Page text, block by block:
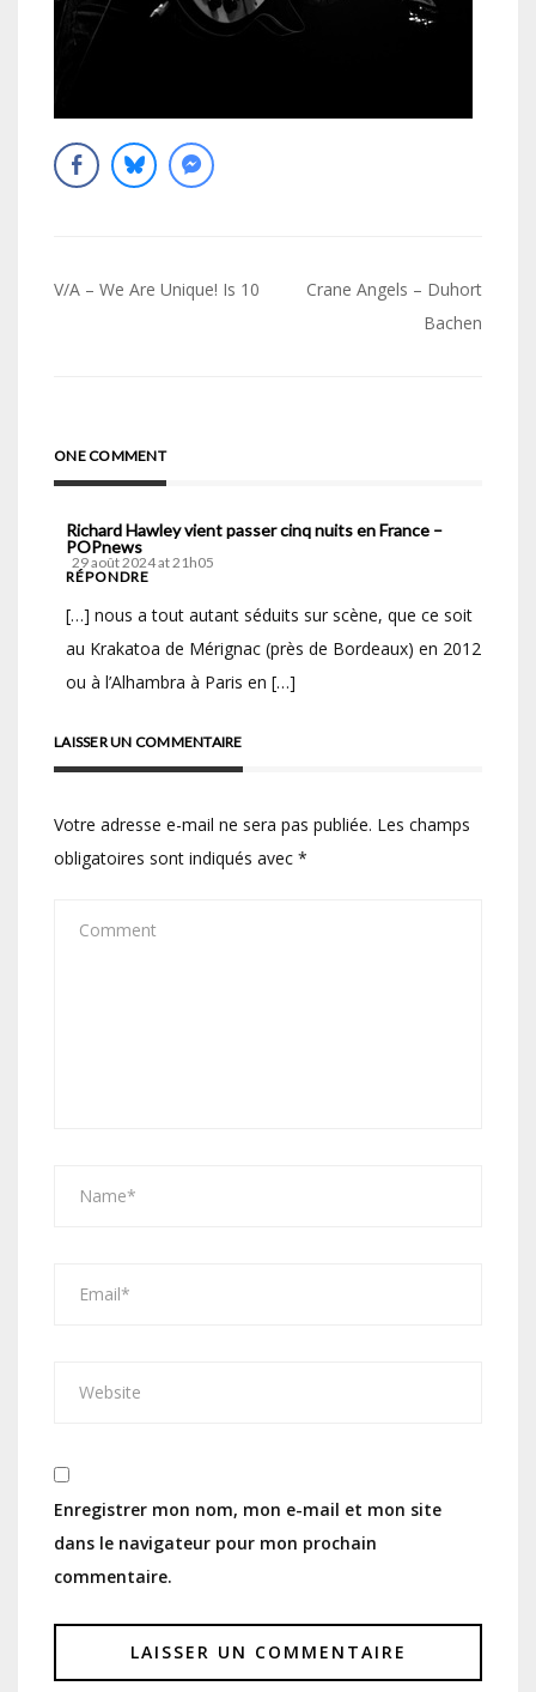
Navigation
V/A – We Are Unique! Is 10
Crane Angels – Duhort
Bachen
ONE COMMENT
Richard Hawley vient passer cinq nuits en France –
POPnews
29 août 2024 at 21h05
RÉPONDRE
[…] nous a tout autant séduits sur scène, que ce soit
au Krakatoa de Mérignac (près de Bordeaux) en 2012
ou à l’Alhambra à Paris en […]
LAISSER UN COMMENTAIRE
Votre adresse e-mail ne sera pas publiée. Les champs
obligatoires sont indiqués avec *
Enregistrer mon nom, mon e-mail et mon site
dans le navigateur pour mon prochain
commentaire.